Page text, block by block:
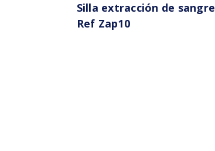
Silla extracción de sangre
Ref Zap10